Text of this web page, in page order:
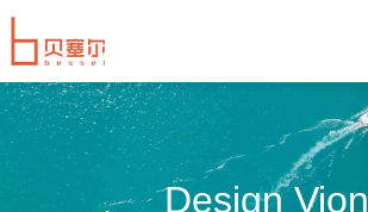
Design Vion